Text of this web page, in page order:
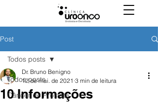
Post
Todos posts
Câncer de Próstata
Todos posts
10 Informações
Dr. Bruno Benigno
12 de mai. de 2021 3 min de leitura